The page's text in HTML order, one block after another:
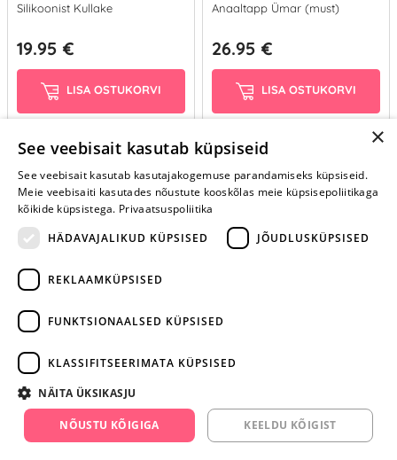
Silikoonist Kullake
19.95 €
LISA OSTUKORVI
Anaaltapp Ümar (must)
26.95 €
LISA OSTUKORVI
facebook.com/yesyes.ee
Instagram/yesyes.ee
×
See veebisait kasutab küpsiseid
See veebisait kasutab kasutajakogemuse parandamiseks küpsiseid.
Meie veebisaiti kasutades nõustute kooskõlas meie küpsisepoliitikaga
kõikide küpsistega. Privaatsuspoliitika
HÄDAVAJALIKUD KÜPSISED
JÕUDLUSKÜPSISED
REKLAAMKÜPSISED
FUNKTSIONAALSED KÜPSISED
KLASSIFITSEERIMATA KÜPSISED
NÄITA ÜKSIKASJU
NÕUSTU KÕIGIGA KEELDU KÕIGIST